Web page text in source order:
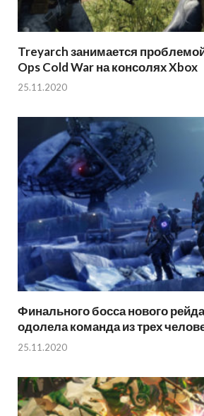
Treyarch занимается
Ops Cold War на консолях Xbox
25.11.2020
Финального босса нового
одолела команда из трех
25.11.2020